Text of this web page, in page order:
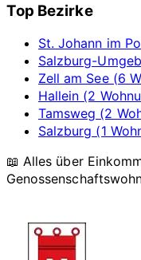
Top Bezirke
St. Johann im
Salzburg-
Zell am See (6
Hallein (2
Tamsweg (2
Salzburg (1
📖 Alles über